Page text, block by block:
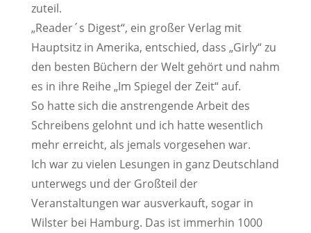
zuteil.
„Reader´s Digest“, ein großer Verlag mit
Hauptsitz in Amerika, entschied, dass „Girly“ zu
den besten Büchern der Welt gehört und nahm
es in ihre Reihe „Im Spiegel der Zeit“ auf.
So hatte sich die anstrengende Arbeit des
Schreibens gelohnt und ich hatte wesentlich
mehr erreicht, als jemals vorgesehen war.
Ich war zu vielen Lesungen in ganz Deutschland
unterwegs und der Großteil der
Veranstaltungen war ausverkauft, sogar in
Wilster bei Hamburg. Das ist immerhin 1000